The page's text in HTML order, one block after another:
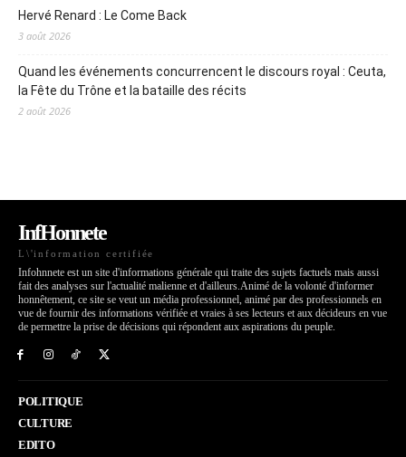
Hervé Renard : Le Come Back
3 août 2026
Quand les événements concurrencent le discours royal : Ceuta,
la Fête du Trône et la bataille des récits
2 août 2026
InfHonnete
L\'information certifiée
Infohnnete est un site d'informations générale qui traite des sujets factuels mais aussi
fait des analyses sur l'actualité malienne et d'ailleurs.Animé de la volonté d'informer
honnêtement, ce site se veut un média professionnel, animé par des professionnels en
vue de fournir des informations vérifiée et vraies à ses lecteurs et aux décideurs en vue
de permettre la prise de décisions qui répondent aux aspirations du peuple.
POLITIQUE
CULTURE
EDITO